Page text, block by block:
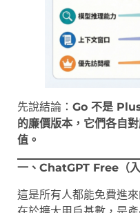
先說結論： Go 不是
的廉價版本，它們各自
值。
一、ChatGPT Free（入
這是所有人都能免費進